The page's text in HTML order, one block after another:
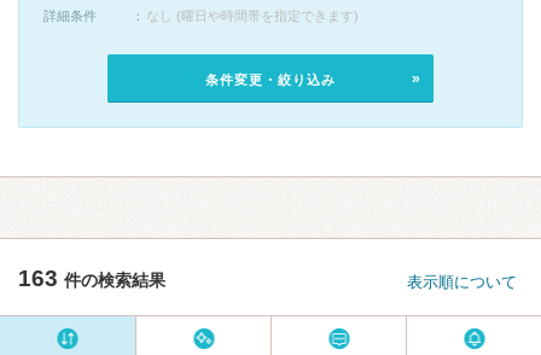
詳細条件
なし (曜日や時間帯を指定できます)
条件変更・絞り込み
163 件の検索結果 表示順について